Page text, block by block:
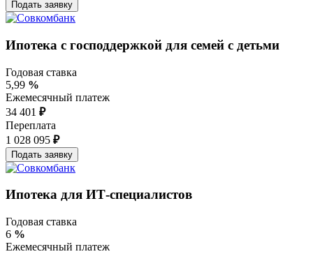
Ипотека с господдержкой для семей с детьми
Годовая ставка
5,99 %
Ежемесячный платеж
34 401 ₽
Переплата
1 028 095 ₽
Ипотека для ИТ-специалистов
Годовая ставка
6 %
Ежемесячный платеж